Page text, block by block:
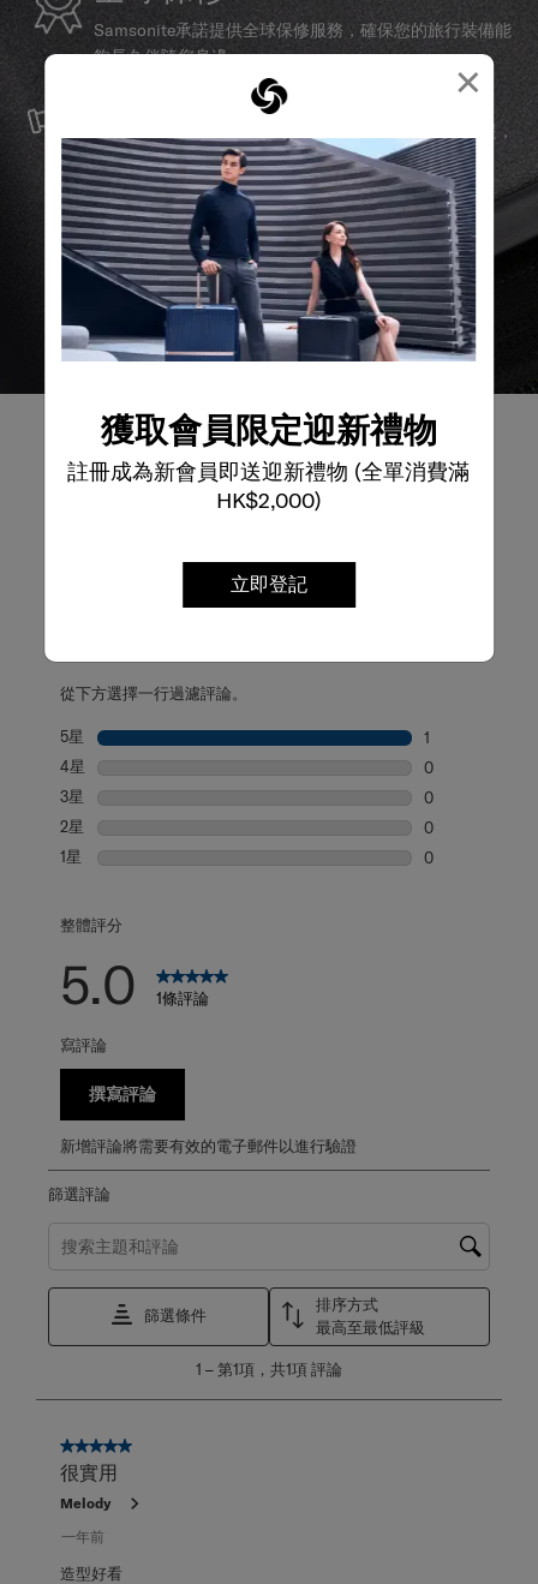
×
獲取會員限定迎新禮物
註冊成為新會員即送迎新禮物 (全單消費滿
HK$2,000)
立即登記
Samsonite承諾提供全球保修服務，確保您的旅行裝備能
夠長久伴隨您身邊。
服務與維修
我們以最優質的物料製造產品，並提供可靠的服務支援，
確保無論任何情況，您的旅程始終領先一步。
從下方選擇一行過濾評論。
5星 星級
1
4星 星級
0
3星 星級
0
2星 星級
0
1星 星級
0
整體評分
5.0 1條評論
寫評論
撰寫評論
新增評論將需要有效的電子郵件以進行驗證
篩選評論
搜尋主題和評論搜尋區域
篩選條件
排序方式
最高至最低評級
第
項，
1 –第1項，共1項評論
5星，共5星。
很實用
Melody
一年前
造型好看